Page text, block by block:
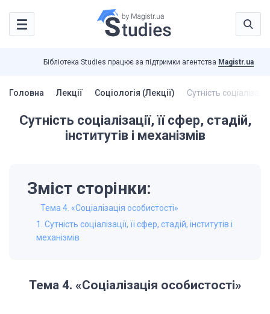
Бібліотека Studies працює за підтримки агентства Magistr.ua
Головна Лекції Соціологія (Лекції) Сутність
Сутність соціалізації, її сфер, стадій,
інститутів і механізмів
Зміст сторінки:
Тема 4. «Соціалізація особистості»
1. Сутність соціалізації, її сфер, стадій, інститутів і
механізмів
Тема 4. «Соціалізація особистості»